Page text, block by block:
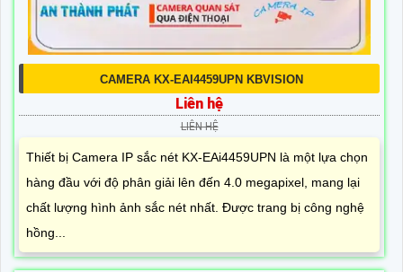
CAMERA KX-EAI4459UPN KBVISION
Liên hệ
LIÊN HỆ
Thiết bị Camera IP sắc nét KX-EAi4459UPN là một lựa chọn
hàng đầu với độ phân giải lên đến 4.0 megapixel, mang lại
chất lượng hình ảnh sắc nét nhất. Được trang bị công nghệ
hồng...